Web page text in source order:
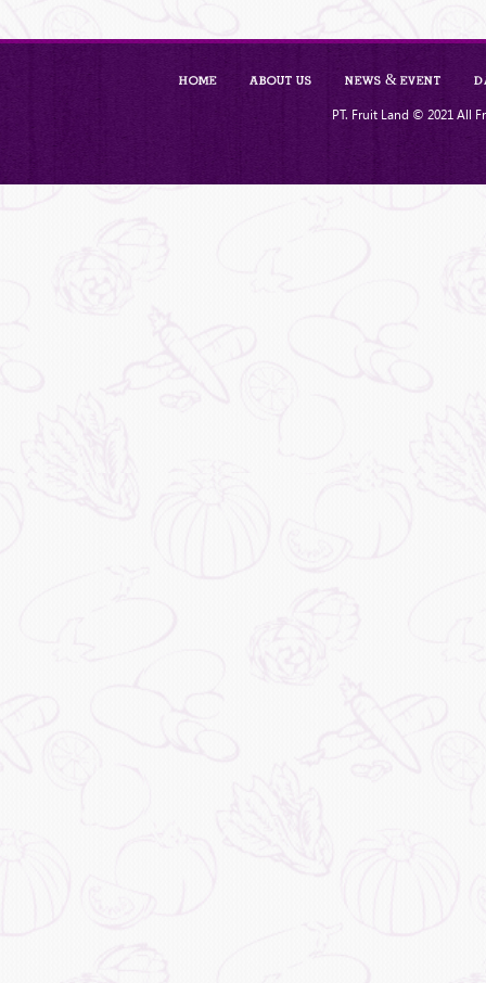
Home About Us News & Event
PT. Fruit Land © 2021 All